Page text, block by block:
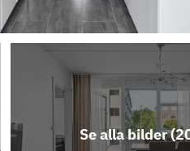
Se alla bilder (